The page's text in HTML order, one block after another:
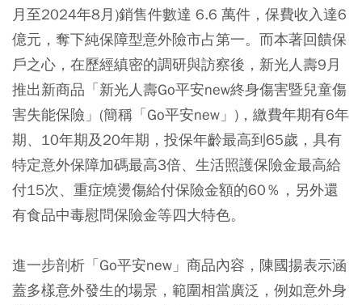
月至2024年8月)銷售件數達 6.6 萬件，保費收入達6
億元，奪下純保障型意外險市占第一。而本著回饋保
戶之心，在歷經縝密的調研與訪察後，新光人壽9月
推出新商品「新光人壽Go平安new終身傷害暨兒童傷
害失能保險」(簡稱「Go平安new」)，繳費年期有6年
期、10年期及20年期，投保年齡最高到65歲，具有
特定意外保障加碼最高3倍、生活照護保險金最高給
付15次、重症燒燙傷給付保險金額的60％，另外還
有食品中毒慰問保險金等四大特色。
進一步剖析「Go平安new」商品內容，陳國揚表示涵
蓋多樣意外發生的場景，範圍相當廣泛，例如意外身